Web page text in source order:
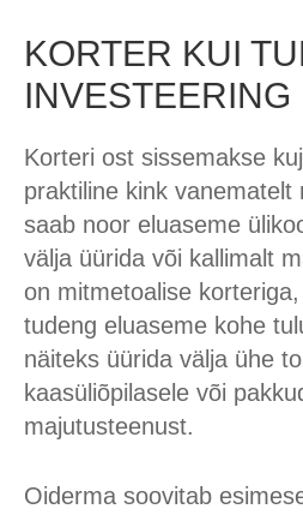
KORTER KUI
INVESTEERING
Korteri ost sissemakse
praktiline kink vanematelt
saab noor eluaseme
välja üürida või kallimalt
on mitmetoalise
tudeng eluaseme kohe
näiteks üürida välja ühe
kaasüliõpilasele või
majutusteenust.
Oiderma soovitab